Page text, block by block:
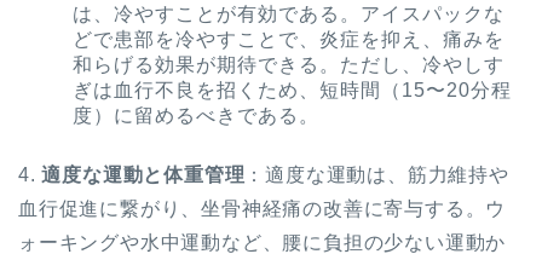
は、冷やすことが有効である。アイスパックな
どで患部を冷やすことで、炎症を抑え、痛みを
和らげる効果が期待できる。ただし、冷やしす
ぎは血行不良を招くため、短時間（15〜20分程
度）に留めるべきである。
4.適度な運動と体重管理 ：適度な運動は、筋力維持や
血行促進に繋がり、坐骨神経痛の改善に寄与する。ウ
ォーキングや水中運動など、腰に負担の少ない運動か